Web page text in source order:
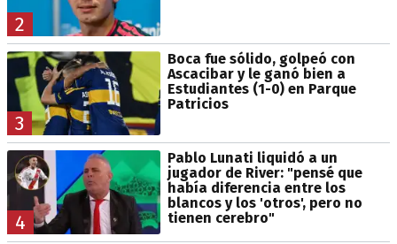
2
3
Boca fue sólido, golpeó con
Ascacibar y le ganó bien a
Estudiantes (1-0) en Parque
Patricios
4
Pablo Lunati liquidó a un
jugador de River: "pensé que
había diferencia entre los
blancos y los 'otros', pero no
tienen cerebro"